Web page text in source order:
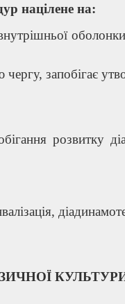
націлене на:
чергу, запобігає
розвитку